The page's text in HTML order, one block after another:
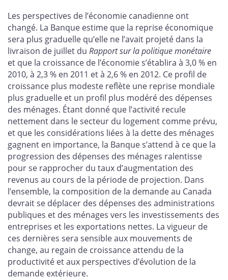
Les perspectives de l’économie canadienne ont
changé. La Banque estime que la reprise économique
sera plus graduelle qu’elle ne l’avait projeté dans la
livraison de juillet du Rapportsur la politique monétaire
et que la croissance de l’économie s’établira à 3,0 % en
2010, à 2,3 % en 2011 et à 2,6 % en 2012. Ce profil de
croissance plus modeste reflète une reprise mondiale
plus graduelle et un profil plus modéré des dépenses
des ménages. Étant donné que l’activité recule
nettement dans le secteur du logement comme prévu,
et que les considérations liées à la dette des ménages
gagnent en importance, la Banque s’attend à ce que la
progression des dépenses des ménages ralentisse
pour se rapprocher du taux d’augmentation des
revenus au cours de la période de projection. Dans
l’ensemble, la composition de la demande au Canada
devrait se déplacer des dépenses des administrations
publiques et des ménages vers les investissements des
entreprises et les exportations nettes. La vigueur de
ces dernières sera sensible aux mouvements de
change, au regain de croissance attendu de la
productivité et aux perspectives d’évolution de la
demande extérieure.